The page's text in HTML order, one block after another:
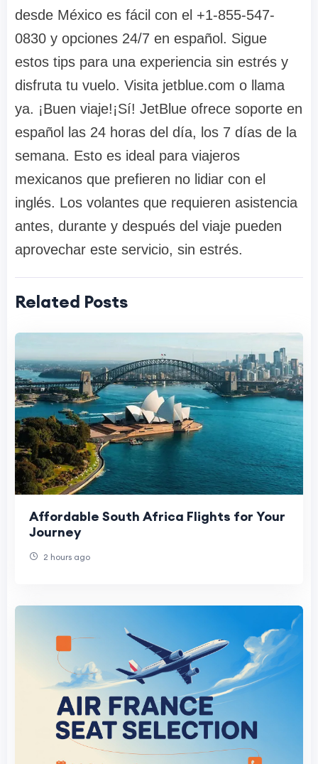
desde México es fácil con el +1-855-547-
0830 y opciones 24/7 en español. Sigue
estos tips para una experiencia sin estrés y
disfruta tu vuelo. Visita jetblue.com o llama
ya. ¡Buen viaje!¡Sí! JetBlue ofrece soporte en
español las 24 horas del día, los 7 días de la
semana. Esto es ideal para viajeros
mexicanos que prefieren no lidiar con el
inglés. Los volantes que requieren asistencia
antes, durante y después del viaje pueden
aprovechar este servicio, sin estrés.
Related Posts
Affordable South Africa Flights for Your
Journey
2 hours ago